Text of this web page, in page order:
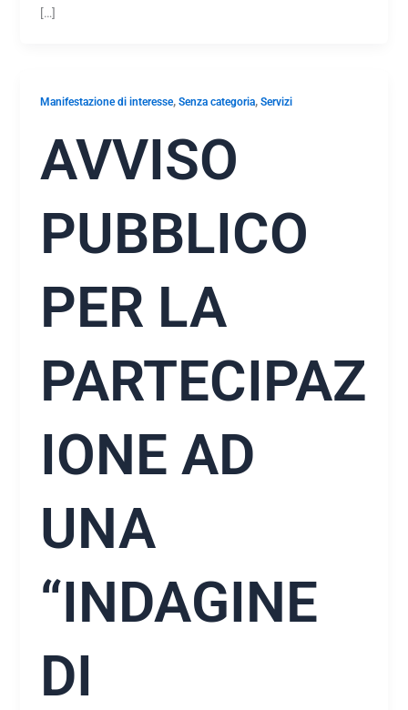
[…]
Manifestazione di interesse,Senza categoria,Servizi
AVVISO
PUBBLICO
PER LA
PARTECIPAZ
IONE AD
UNA
“INDAGINE
DI